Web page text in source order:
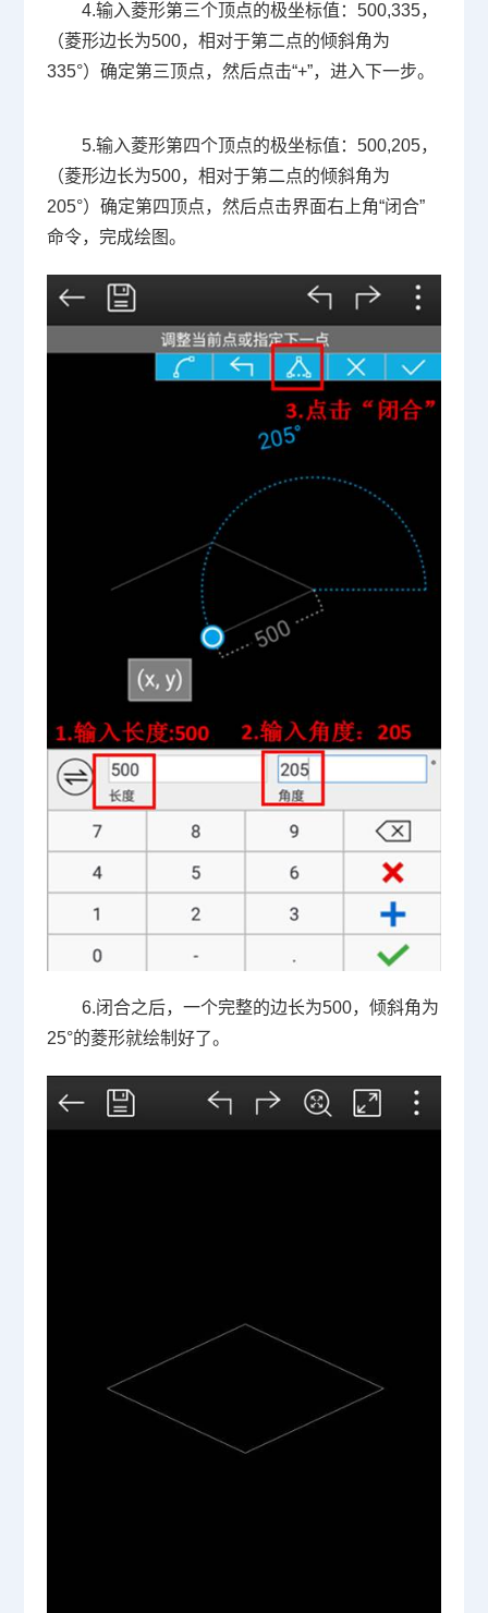
4.输入菱形第三个顶点的极坐标值：500,335，
（菱形边长为500，相对于第二点的倾斜角为
335°）确定第三顶点，然后点击“+”，进入下一步。
5.输入菱形第四个顶点的极坐标值：500,205，
（菱形边长为500，相对于第二点的倾斜角为
205°）确定第四顶点，然后点击界面右上角“闭合”
命令，完成绘图。
6.闭合之后，一个完整的边长为500，倾斜角为
25°的菱形就绘制好了。